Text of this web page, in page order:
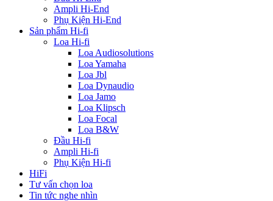
Ampli Hi-End
Phụ Kiện Hi-End
Sản phẩm Hi-fi
Loa Hi-fi
Loa Audiosolutions
Loa Yamaha
Loa Jbl
Loa Dynaudio
Loa Jamo
Loa Klipsch
Loa Focal
Loa B&W
Đầu Hi-fi
Ampli Hi-fi
Phụ Kiện Hi-fi
HiFi
Tư vấn chọn loa
Tin tức nghe nhìn